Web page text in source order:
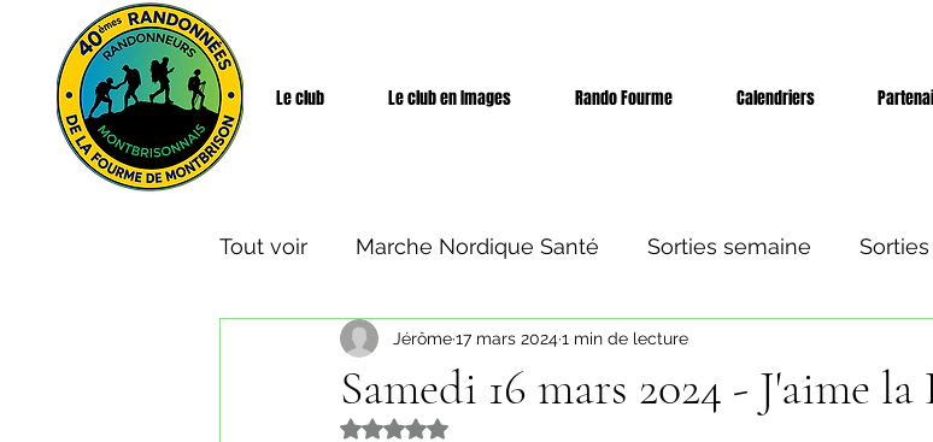
Le club Le club en Images Rando Fourme Calendriers
Tout voir Marche Nordique Santé Sorties semaine
Rando Santé Week-end et séjours
Samedi 16 mars 2024 - J'aime
Jérôme17 mars 20241 min de lecture
Noté NaN étoiles sur 5.